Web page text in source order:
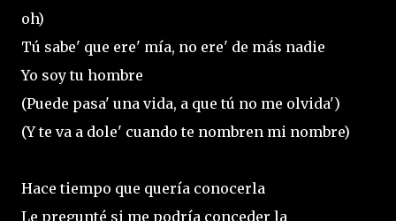
oh)
Tú sabe' que ere' mía, no ere' de más nadie
Yo soy tu hombre
(Puede pasa' una vida, a que tú no me olvida')
(Y te va a dole' cuando te nombren mi nombre)
Hace tiempo que quería conocerla
Le pregunté si me podría conceder la